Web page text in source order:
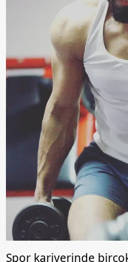
Spor kariyerinde